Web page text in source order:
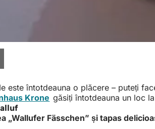
este întotdeauna o plăcere – puteți
Krone (Se
într-
găsiți întotdeauna un loc
„Wallufer Fässchen” și tapas